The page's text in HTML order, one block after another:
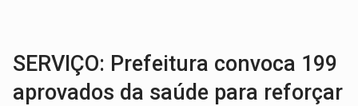
SERVIÇO: Prefeitura convoca 199
aprovados da saúde para reforçar